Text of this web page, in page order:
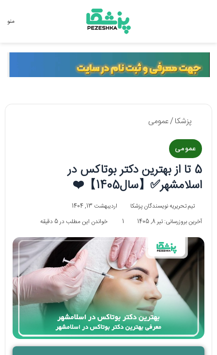
منو
پزشکا/عمومی
عمومی
5 تا از بهترین دکتر بوتاکس در
اسلامشهر✅【سال1405】❤️
تیم تحریریه نویسندگان پزشکا
اردیبهشت 13, 1404
آخرین بروزرسانی: تیر 8, 1405
1 خواندن این مطلب در 5 دقیقه